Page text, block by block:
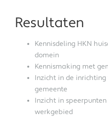
Resultaten
Kennisdeling HKN
domein
Kennismaking met
Inzicht in de
gemeente
Inzicht in
werkgebied